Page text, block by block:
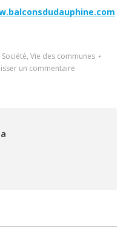
Société, Vie des communes
un commentaire